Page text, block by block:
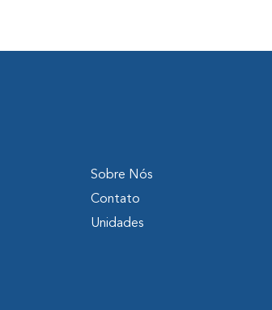
Sobre Nós
Contato
Unidades